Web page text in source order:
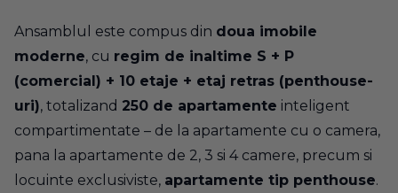
Ansamblul este compus din doua imobile
moderne, cu regim de inaltime S + P
(comercial) + 10 etaje + etaj retras (penthouse-
uri), totalizand 250 de apartamente inteligent
compartimentate – de la apartamente cu o camera,
pana la apartamente de 2, 3 si 4 camere, precum si
locuinte exclusiviste, apartamente tip penthouse.